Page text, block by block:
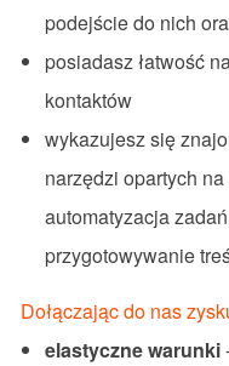
podejście do nich
posiadasz łatwość
kontaktów
wykazujesz się
narzędzi opartych
automatyzacja
przygotowywanie
Dołączając do nas
elastyczne warunki